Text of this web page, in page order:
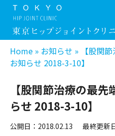
Home » お知らせ »
【股関
お知らせ 2018-3-10】
【股関節治療の最
らせ 2018-3-10】
公開日：2018.02.13 最終更新